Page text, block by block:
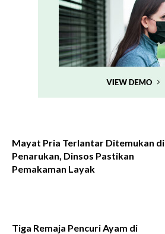
Mayat Pria Terlantar Ditemukan di
Penarukan, Dinsos Pastikan
Pemakaman Layak
Tiga Remaja Pencuri Ayam di